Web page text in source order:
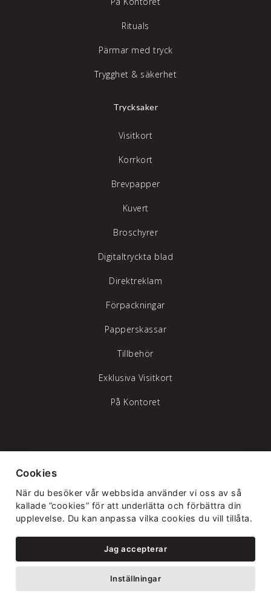
Rituals
Pärmar med tryck
Trygghet & säkerhet
Trycksaker
Visitkort
Korrkort
Brevpapper
Kuvert
Broschyrer
Digitaltryckta blad
Direktreklam
Förpackningar
Papperskassar
Tillbehör
Exklusiva Visitkort
På Kontoret
Gamledammvägen 11 302 41 Halmstad
Cookies
När du besöker vår webbsida använder vi oss av så
kallade ”cookies” för att underlätta och förbättra din
upplevelse. Du kan anpassa vilka cookies du vill tillåta.
Jag accepterar
Inställningar